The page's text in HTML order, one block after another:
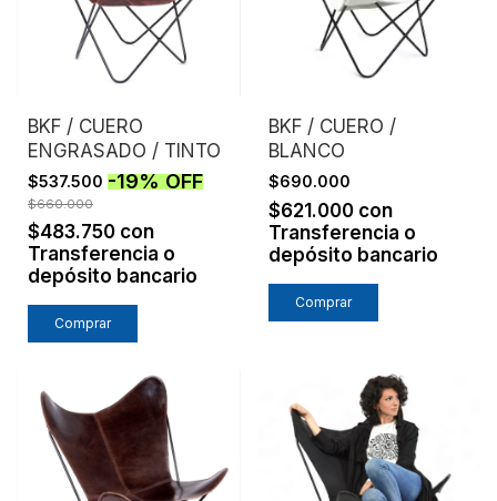
BKF / CUERO
ENGRASADO / TINTO
$537.500 -19%OFF
$660.000
$483.750 con
Transferencia o
depósito bancario
Comprar
BKF / CUERO /
BLANCO
$690.000
$621.000 con
Transferencia o
depósito bancario
Comprar